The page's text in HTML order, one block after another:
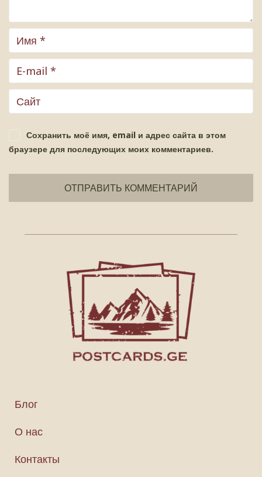
Сохранить моё имя, email и адрес сайта в этом
браузере для последующих моих комментариев.
Блог
О нас
Контакты